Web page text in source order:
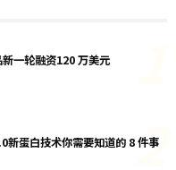
一轮融资120 万美元
新蛋白技术你需要知道的 8 件事
2